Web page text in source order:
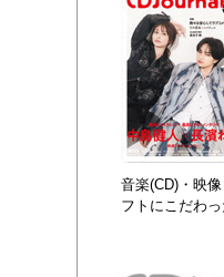
音楽(CD)・映
フトにこだわ